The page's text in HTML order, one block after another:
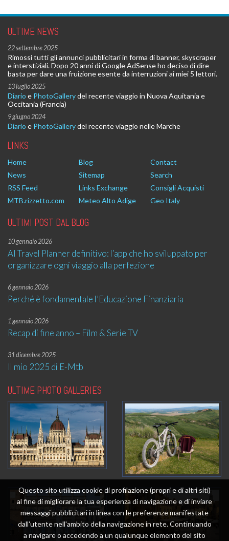
ULTIME NEWS
22 settembre 2025
Rimossi tutti gli annunci pubblicitari in forma di banner, skyscraper
e interstiziali. Dopo 20 anni di Google AdSense ho deciso di dire
basta per dare una fruizione esente da interruzioni ai miei 5 lettori.
13 luglio 2025
Diario e PhotoGallerydel recente viaggio in Nuova Aquitania e
Occitania (Francia)
9 giugno 2024
Diario e PhotoGallerydel recente viaggio nelle Marche
LINKS
Home Blog
Contact
News
Sitemap
Search
RSS Feed
Links Exchange
Consigli Acquisti
MTB.rizzetto.com
Meteo Alto Adige Geo Italy
ULTIMI POST DAL BLOG
10 gennaio 2026
AI Travel Planner definitivo: l’app che ho sviluppato per
organizzare ogni viaggio alla perfezione
6 gennaio 2026
Perché è fondamentale l’Educazione Finanziaria
1 gennaio 2026
Recap di fine anno – Film & Serie TV
31 dicembre 2025
Il mio 2025 di E-Mtb
ULTIME PHOTO GALLERIES
Questo sito utilizza cookie di profilazione (propri e di altri siti)
al fine di migliorare la tua esperienza di navigazione e di inviare
messaggi pubblicitari in linea con le preferenze manifestate
dall'utente nell'ambito della navigazione in rete. Continuando
a navigare o accedendo a un qualunque elemento del sito